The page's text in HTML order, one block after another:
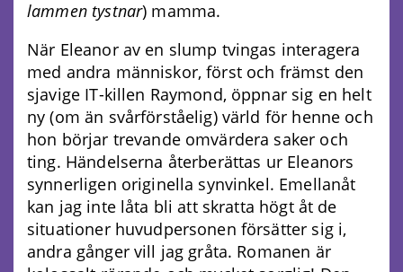
lammen tystnar) mamma.
När Eleanor av en slump tvingas interagera
med andra människor, först och främst den
sjavige IT-killen Raymond, öppnar sig en helt
ny (om än svårförståelig) värld för henne och
hon börjar trevande omvärdera saker och
ting. Händelserna återberättas ur Eleanors
synnerligen originella synvinkel. Emellanåt
kan jag inte låta bli att skratta högt åt de
situationer huvudpersonen försätter sig i,
andra gånger vill jag gråta. Romanen är